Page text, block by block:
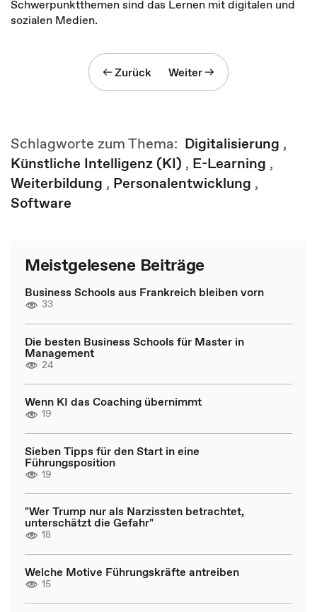
Schwerpunktthemen sind das Lernen mit digitalen und
sozialen Medien.
Zurück Weiter
Schlagworte zum Thema: Digitalisierung ,
Künstliche Intelligenz (KI) , E-Learning ,
Weiterbildung , Personalentwicklung ,
Software
Meistgelesene Beiträge
Business Schools aus Frankreich bleiben vorn
33
Die besten Business Schools für Master in
Management
24
Wenn KI das Coaching übernimmt
19
Sieben Tipps für den Start in eine
Führungsposition
19
"Wer Trump nur als Narzissten betrachtet,
unterschätzt die Gefahr"
18
Welche Motive Führungskräfte antreiben
15